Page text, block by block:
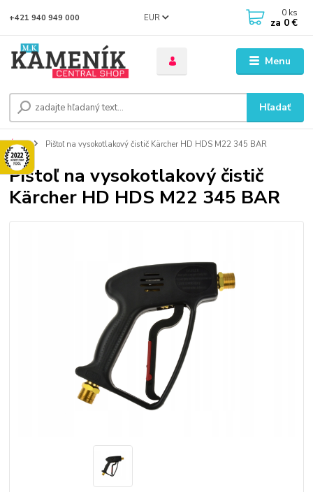
Menu
EUR
Hľadať
+421 940 949 000 0 ks
za 0 €
Úvod Pištoľ na vysokotlakový čistič Kärcher HD HDS M22 345 BAR
Pištoľ na vysokotlakový čistič
Kärcher HD HDS M22 345 BAR